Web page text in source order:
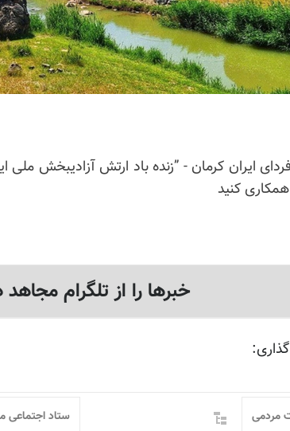
ایران کرمان - ”زنده باد ارتش آزادیبخش ملی
کنید
خبرها را از تلگرام مجاهد
ستاد اجتماعی مردمی